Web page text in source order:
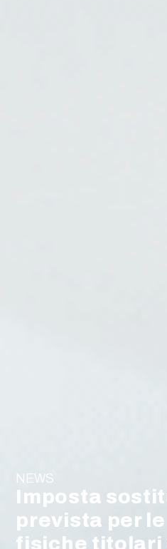
NEWS
Imposta
prevista per
fisiche titolari